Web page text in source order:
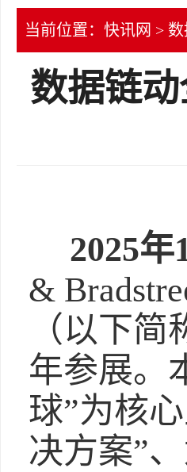
当前位置： 快讯网 >
数据链
2025
&
（以下
年参展。
球”为核
决方案”